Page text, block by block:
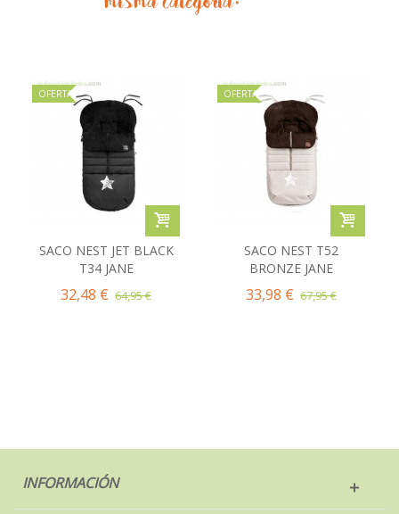
OFERTA
SACO NEST JET BLACK
T34 JANE
32,48 € 64,95 €
OFERTA
SACO NEST T52
BRONZE JANE
33,98 € 67,95 €
INFORMACIÓN